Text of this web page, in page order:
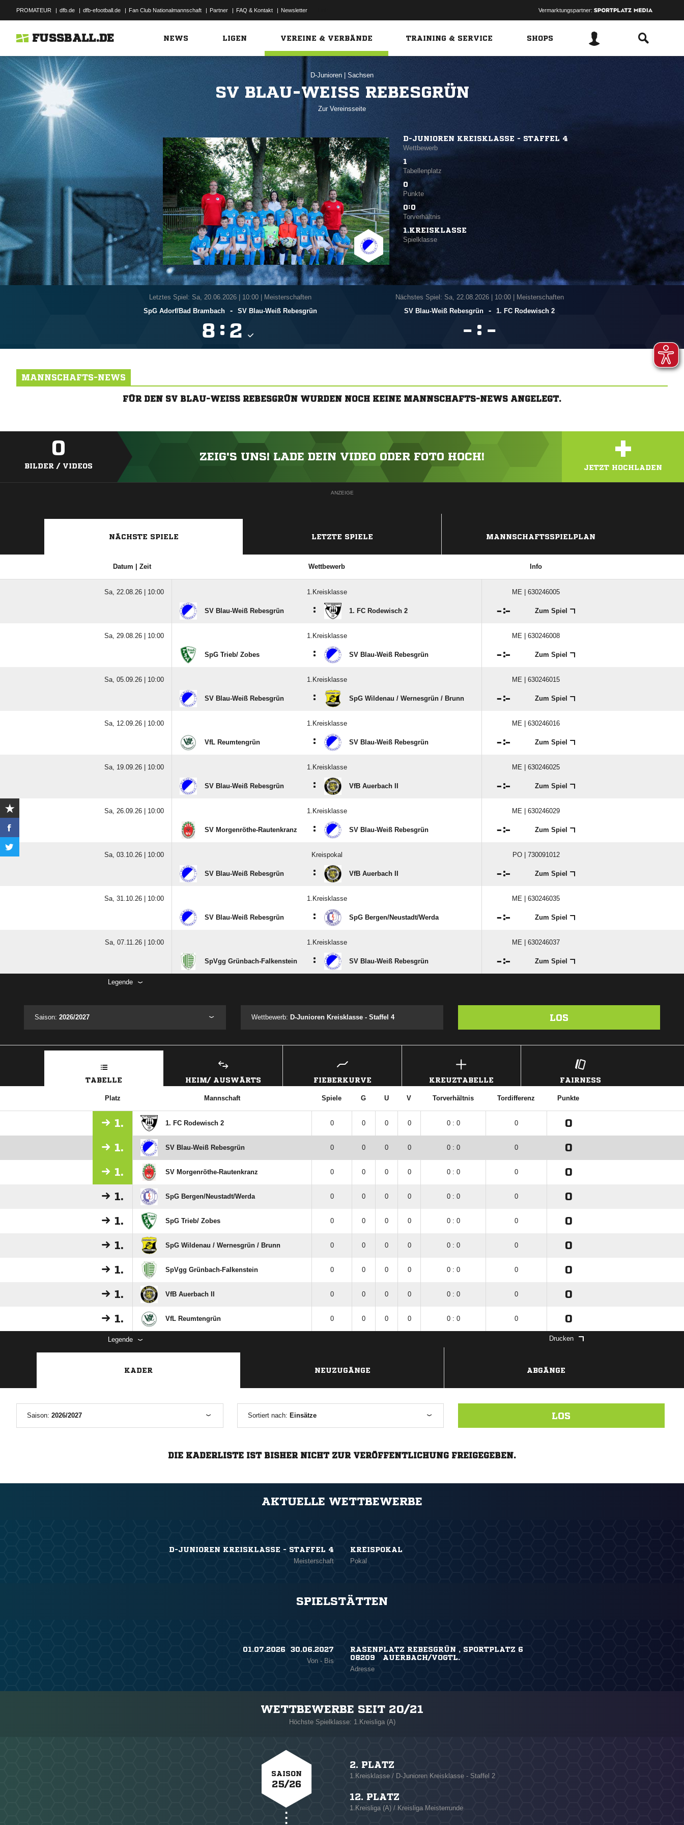
PROMATEUR | dfb.de | dfb-efootball.de | Fan Club Nationalmannschaft | Partner | FAQ & Kontakt | Newsletter Vermarktungspartner:
FUSSBALL.DE NEWS LIGEN VEREINE & VERBÄNDE TRAINING & SERVICE SHOPS
D-Junioren Sachsen
SV BLAU-WEISS REBESGRÜN
Zur Vereinsseite
D-JUNIOREN KREISKLASSE - STAFFEL 4
Wettbewerb
1
Tabellenplatz
0
Punkte
0:0
Torverhältnis
1.KREISKLASSE
Spielklasse
Letztes Spiel: Sa, 20.06.2026| 10:00 | Meisterschaften
SpG Adorf/​Bad Brambach
- SV Blau-Weiß Rebesgrün
 : 
Nächstes Spiel: Sa, 22.08.2026| 10:00 | Meisterschaften
SV Blau-Weiß Rebesgrün
- 1. FC Rodewisch 2
 : 
MANNSCHAFTS-NEWS
FÜR DEN SV BLAU-WEISS REBESGRÜN WURDEN NOCH KEINE MANNSCHAFTS-NEWS ANGELEGT.
0
BILDER / VIDEOS
ZEIG'S UNS! LADE DEIN VIDEO ODER FOTO HOCH! +
JETZT HOCHLADEN
ANZEIGE
NÄCHSTE SPIELE LETZTE SPIELE MANNSCHAFTSSPIELPLAN
Datum | Zeit Wettbewerb Info
Sa, 22.08.26 | 10:00 1.Kreisklasse ME | 630246005
SV Blau-Weiß Rebesgrün : 1. FC Rodewisch 2 : Zum Spiel
Sa, 29.08.26 | 10:00 1.Kreisklasse ME | 630246008
SpG Trieb/​ Zobes : SV Blau-Weiß Rebesgrün : Zum Spiel
Sa, 05.09.26 | 10:00 1.Kreisklasse ME | 630246015
SV Blau-Weiß Rebesgrün : SpG Wildenau /​ Wernesgrün /​ Brunn : Zum Spiel
Sa, 12.09.26 | 10:00 1.Kreisklasse ME | 630246016
VfL Reumtengrün : SV Blau-Weiß Rebesgrün : Zum Spiel
Sa, 19.09.26 | 10:00 1.Kreisklasse ME | 630246025
SV Blau-Weiß Rebesgrün : VfB Auerbach II : Zum Spiel
Sa, 26.09.26 | 10:00 1.Kreisklasse ME | 630246029
SV Morgenröthe-Rautenkranz : SV Blau-Weiß Rebesgrün : Zum Spiel
Sa, 03.10.26 | 10:00 Kreispokal PO | 730091012
SV Blau-Weiß Rebesgrün : VfB Auerbach II : Zum Spiel
Sa, 31.10.26 | 10:00 1.Kreisklasse ME | 630246035
SV Blau-Weiß Rebesgrün : SpG Bergen/​Neustadt/​Werda : Zum Spiel
Sa, 07.11.26 | 10:00 1.Kreisklasse ME | 630246037
SpVgg Grünbach-Falkenstein : SV Blau-Weiß Rebesgrün : Zum Spiel
Legende
Saison: 2026/2027 Wettbewerb: D-Junioren Kreisklasse - Staffel 4 LOS
TABELLE HEIM/ AUSWÄRTS FIEBERKURVE KREUZTABELLE FAIRNESS
Platz Mannschaft Spiele G U V Torverhältnis Tordifferenz Punkte
1. 1. FC Rodewisch 2 0 0 0 0 0 : 0 0 0
1. SV Blau-Weiß Rebesgrün 0 0 0 0 0 : 0 0 0
1. SV Morgenröthe-Rautenkranz 0 0 0 0 0 : 0 0 0
1. SpG Bergen/​Neustadt/​Werda 0 0 0 0 0 : 0 0 0
1. SpG Trieb/​ Zobes 0 0 0 0 0 : 0 0 0
1. SpG Wildenau /​ Wernesgrün /​ Brunn 0 0 0 0 0 : 0 0 0
1. SpVgg Grünbach-Falkenstein 0 0 0 0 0 : 0 0 0
1. VfB Auerbach II 0 0 0 0 0 : 0 0 0
1. VfL Reumtengrün 0 0 0 0 0 : 0 0 0
Legende Drucken
KADER NEUZUGÄNGE ABGÄNGE
Saison: 2026/2027 Sortiert nach: Einsätze LOS
DIE KADERLISTE IST BISHER NICHT ZUR VERÖFFENTLICHUNG FREIGEGEBEN.
AKTUELLE WETTBEWERBE
D-JUNIOREN KREISKLASSE - STAFFEL 4
Meisterschaft
KREISPOKAL
Pokal
SPIELSTÄTTEN
01.07.2026 ​ 30.06.2027
Von - Bis
RASENPLATZ REBESGRÜN , SPORTPLATZ 6
08209 AUERBACH/VOGTL.
Adresse
WETTBEWERBE SEIT 20/21
Höchste Spielklasse: 1.Kreisliga (A)
SAISON
25/26
2. PLATZ
1.Kreisklasse / D-Junioren Kreisklasse - Staffel 2
12. PLATZ
1.Kreisliga (A) / Kreisliga Meisterrunde